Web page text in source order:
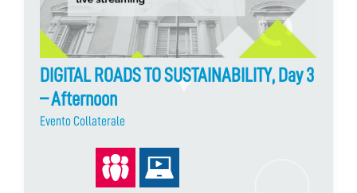
DIGITAL ROADS TO SUSTAINABILITY, Day 3
– Afternoon
Evento Collaterale